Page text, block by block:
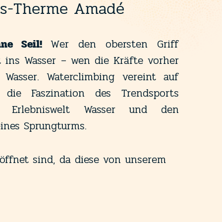
Therme Amadé
Seil! Wer den obersten Griff
Wasser – wen die Kräfte vorher
Waterclimbing vereint auf
Faszination des Trendsports
Wasser und den
Sprungturms.
sind, da diese von unserem